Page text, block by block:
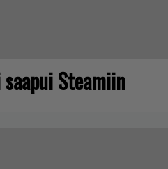
Steamiin